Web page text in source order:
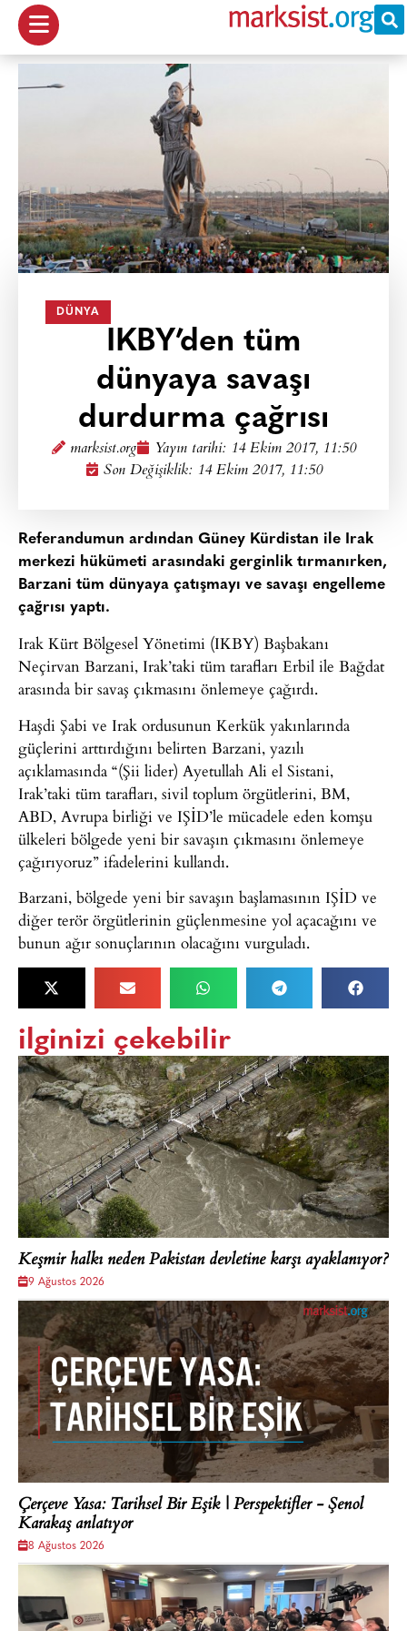
DÜNYA
IKBY’den tüm
dünyaya savaşı
durdurma çağrısı
marksist.org Yayın tarihi: 14 Ekim 2017, 11:50
Son Değişiklik: 14 Ekim 2017, 11:50
Referandumun ardından Güney Kürdistan ile Irak
merkezi hükümeti arasındaki gerginlik tırmanırken,
Barzani tüm dünyaya çatışmayı ve savaşı engelleme
çağrısı yaptı.
Irak Kürt Bölgesel Yönetimi (IKBY) Başbakanı
Neçirvan Barzani, Irak’taki tüm tarafları Erbil ile Bağdat
arasında bir savaş çıkmasını önlemeye çağırdı.
Haşdi Şabi ve Irak ordusunun Kerkük yakınlarında
güçlerini arttırdığını belirten Barzani, yazılı
açıklamasında “(Şii lider) Ayetullah Ali el Sistani,
Irak’taki tüm tarafları, sivil toplum örgütlerini, BM,
ABD, Avrupa birliği ve IŞİD’le mücadele eden komşu
ülkeleri bölgede yeni bir savaşın çıkmasını önlemeye
çağırıyoruz” ifadelerini kullandı.
Barzani, bölgede yeni bir savaşın başlamasının IŞİD ve
diğer terör örgütlerinin güçlenmesine yol açacağını ve
bunun ağır sonuçlarının olacağını vurguladı.
ilginizi çekebilir
Keşmir halkı neden Pakistan devletine karşı ayaklanıyor?
9 Ağustos 2026
Çerçeve Yasa: Tarihsel Bir Eşik | Perspektifler - Şenol
Karakaş anlatıyor
8 Ağustos 2026